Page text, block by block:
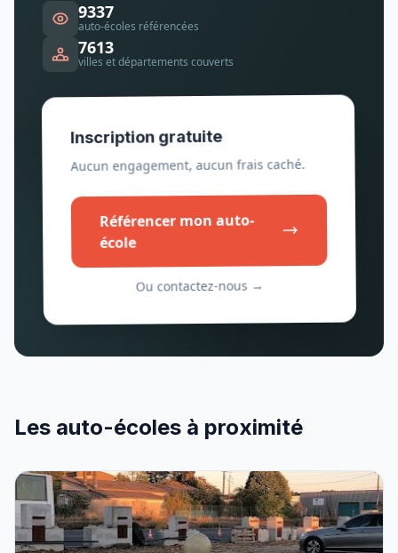
9337
auto-écoles référencées
7613
villes et départements couverts
Inscription gratuite
Aucun engagement, aucun frais caché.
Référencer mon auto-
école
Ou contactez-nous →
Les auto-écoles à proximité